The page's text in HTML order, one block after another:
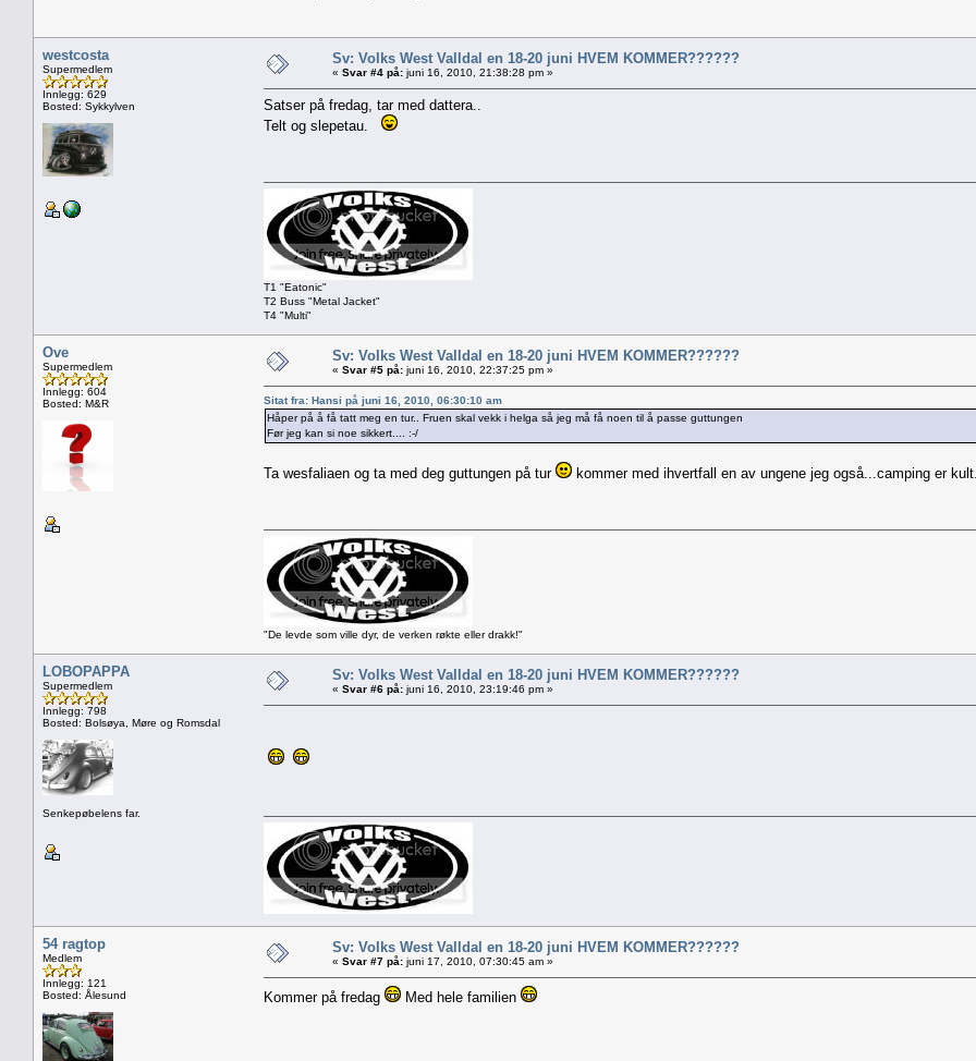
westcosta
Supermedlem
Innlegg: 629
Bosted: Sykkylven
Sv: Volks West Valldal en 18-20 juni HVEM KOMMER??????
« Svar #4 på: juni 16, 2010, 21:38:28 pm »
Satser på fredag, tar med dattera..
Telt og slepetau.
T1 "Eatonic"
T2 Buss "Metal Jacket"
T4 "Multi"
Ove
Supermedlem
Innlegg: 604
Bosted: M&R
Sv: Volks West Valldal en 18-20 juni HVEM KOMMER??????
« Svar #5 på: juni 16, 2010, 22:37:25 pm »
Sitat fra: Hansi på juni 16, 2010, 06:30:10 am
Håper på å få tatt meg en tur.. Fruen skal vekk i helga så jeg må få noen til å passe guttungen
Før jeg kan si noe sikkert.... :-/
Ta wesfaliaen og ta med deg guttungen på tur kommer med ihvertfall en av ungene jeg også...camping er
"De levde som ville dyr, de verken røkte eller drakk!"
LOBOPAPPA
Supermedlem
Innlegg: 798
Bosted: Bolsøya, Møre og Romsdal
Senkepøbelens far.
Sv: Volks West Valldal en 18-20 juni HVEM KOMMER??????
« Svar #6 på: juni 16, 2010, 23:19:46 pm »
54 ragtop
Medlem
Innlegg: 121
Bosted: Ålesund
Sv: Volks West Valldal en 18-20 juni HVEM KOMMER??????
« Svar #7 på: juni 17, 2010, 07:30:45 am »
Kommer på fredag Med hele familien